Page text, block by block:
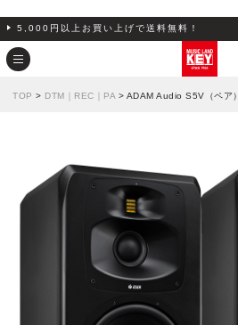
5,000円以上お買い上げで送料無料！
TOP > DTM｜REC｜PA > ADAM Audio S5V（ペア）